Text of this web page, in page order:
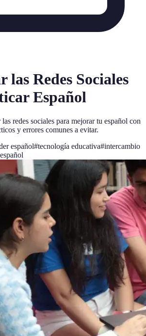
las Redes Sociales
Español
redes sociales para mejorar tu español con
y errores comunes a evitar.
español#tecnología educativa#intercambio